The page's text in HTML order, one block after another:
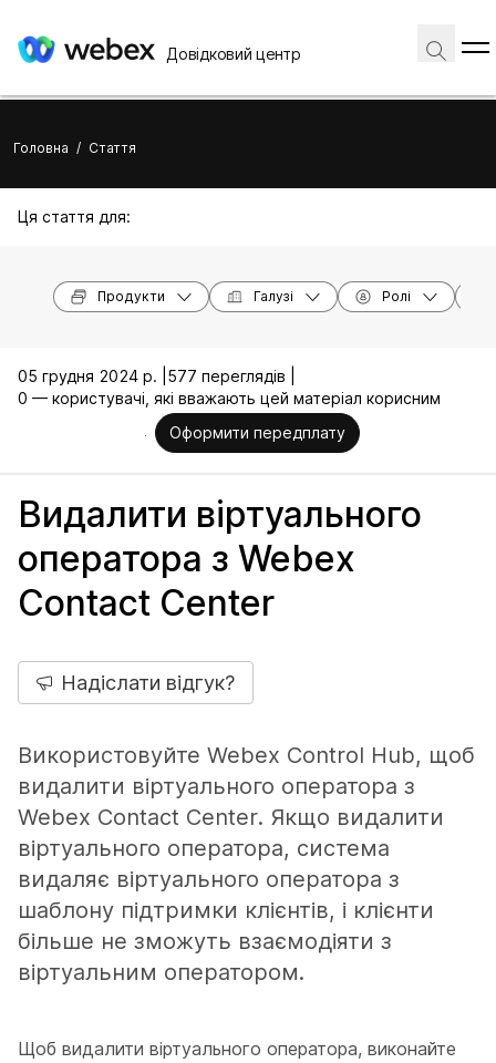
Довідковий центр
Головна / Стаття
Ця стаття для:
Продукти Галузі Ролі
05 грудня 2024 р. | 577 переглядів |
0 — користувачі, які вважають цей матеріал корисним
Оформити передплату
Видалити віртуального
оператора з Webex
Contact Center
Надіслати відгук?
Використовуйте Webex Control Hub, щоб
видалити віртуального оператора з
Webex Contact Center. Якщо видалити
віртуального оператора, система
видаляє віртуального оператора з
шаблону підтримки клієнтів, і клієнти
більше не зможуть взаємодіяти з
віртуальним оператором.
Щоб видалити віртуального оператора, виконайте